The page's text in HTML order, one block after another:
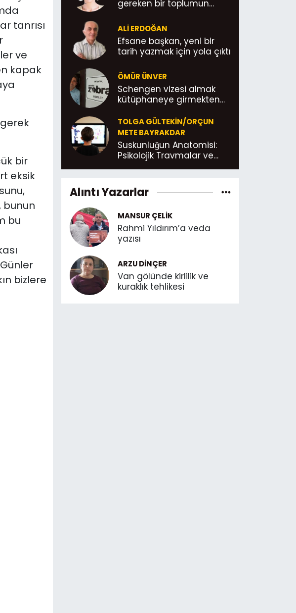
tanrısı
ve
kapak
bir
eksik
bunun
bu
bizlere
gereken bir toplumun
ALI ERDOĞAN
Efsane başkan, yeni bir
tarih yazmak için yola çıktı
ÖMÜR ÜNVER
Schengen vizesi almak
kütüphaneye girmekten
böyle Abicimm!
TOLGA GÜLTEKIN/ORÇUN
METE BAYRAKDAR
Suskunluğun Anatomisi:
Psikolojik Travmalar ve
Alıntı Yazarlar
MANSUR ÇELIK
Rahmi Yıldırım’a veda
yazısı
ARZU DINÇER
Van gölünde kirlilik ve
kuraklık tehlikesi